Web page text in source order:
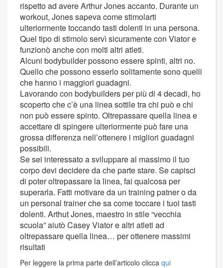
rispetto ad avere Arthur Jones accanto. Durante un
workout, Jones sapeva come stimolarti
ulteriormente toccando tasti dolenti in una persona.
Quel tipo di stimolo servì sicuramente con Viator e
funzionò anche con molti altri atleti.
Alcuni bodybuilder possono essere spinti, altri no.
Quello che possono esserlo solitamente sono quelli
che hanno i maggiori guadagni.
Lavorando con bodybuilders per più di 4 decadi, ho
scoperto che c’è una linea sottile tra chi può e chi
non può essere spinto. Oltrepassare quella linea e
accettare di spingere ulteriormente può fare una
grossa differenza nell’ottenere i migliori guadagni
possibili.
Se sei interessato a sviluppare al massimo il tuo
corpo devi decidere da che parte stare. Se capisci
di poter oltrepassare la linea, fai qualcosa per
superarla. Fatti motivare da un training patner o da
un personal trainer che sa come toccare i tuoi tasti
dolenti. Arthut Jones, maestro in stile “vecchia
scuola” aiutò Casey Viator e altri atleti ad
oltrepassare quella linea… per ottenere massimi
risultati
Per leggere la prima parte dell’articolo clicca qui